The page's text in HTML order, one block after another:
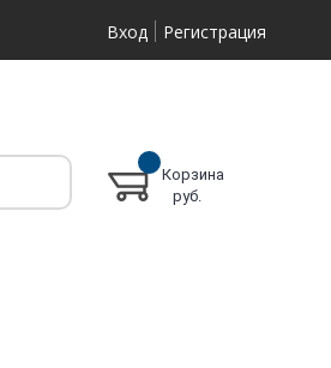
Вход Регистрация
Корзина
руб.